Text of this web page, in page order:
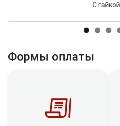
С гайкой
Формы оплаты